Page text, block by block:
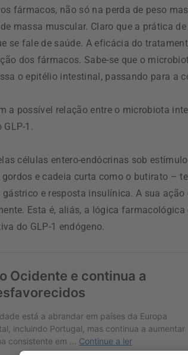
fármacos, não só na perda de peso
massa muscular. Claro que a prática
se fale de saúde. A eficácia do
dos fármacos. Sabe-se que o
o epitélio intestinal, passando para a
a possível relação entre o microbiota
1.
células entero-endócrinas sob
e cadeia curta como o butirato –
e resposta insulínica. A sua
Esta é, aliás, a lógica
do GLP-1 endógeno.